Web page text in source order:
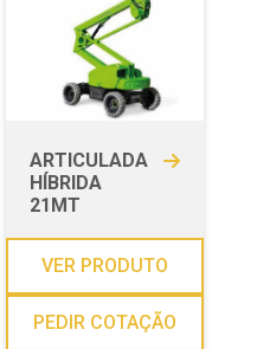
ARTICULADA
HÍBRIDA
21MT
VER PRODUTO
PEDIR COTAÇÃO